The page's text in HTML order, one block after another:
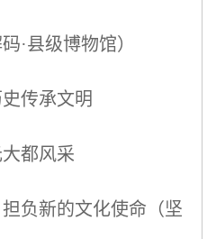
·县级博物馆）
传承文明
都风采
负新的文化使命（坚